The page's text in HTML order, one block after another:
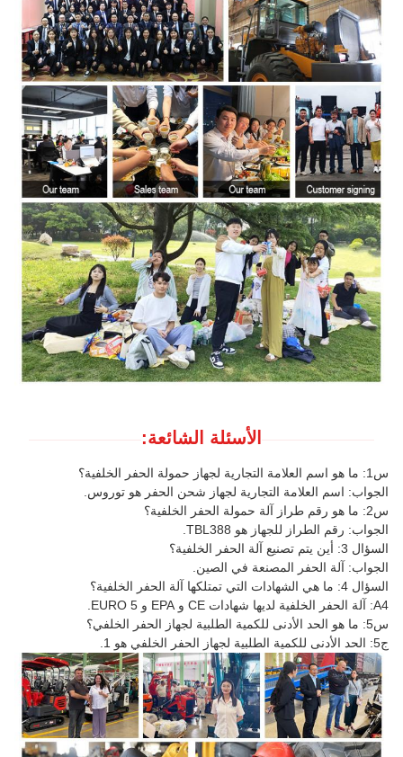
الأسئلة الشائعة:
س1: ما هو اسم العلامة التجارية لجهاز حمولة الحفر الخلفية؟
الجواب: اسم العلامة التجارية لجهاز شحن الحفر هو توروس.
س2: ما هو رقم طراز آلة حمولة الحفر الخلفية؟
الجواب: رقم الطراز للجهاز هو TBL388.
السؤال 3: أين يتم تصنيع آلة الحفر الخلفية؟
الجواب: آلة الحفر المصنعة في الصين.
السؤال 4: ما هي الشهادات التي تمتلكها آلة الحفر الخلفية؟
A4: آلة الحفر الخلفية لديها شهادات CE و EPA و EURO 5.
س5: ما هو الحد الأدنى للكمية الطلبية لجهاز الحفر الخلفي؟
ج5: الحد الأدنى للكمية الطلبية لجهاز الحفر الخلفي هو 1.